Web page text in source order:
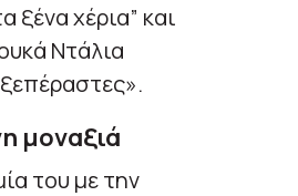
ξένα χέρια” και
Ντάλια
μοναξιά
του με την